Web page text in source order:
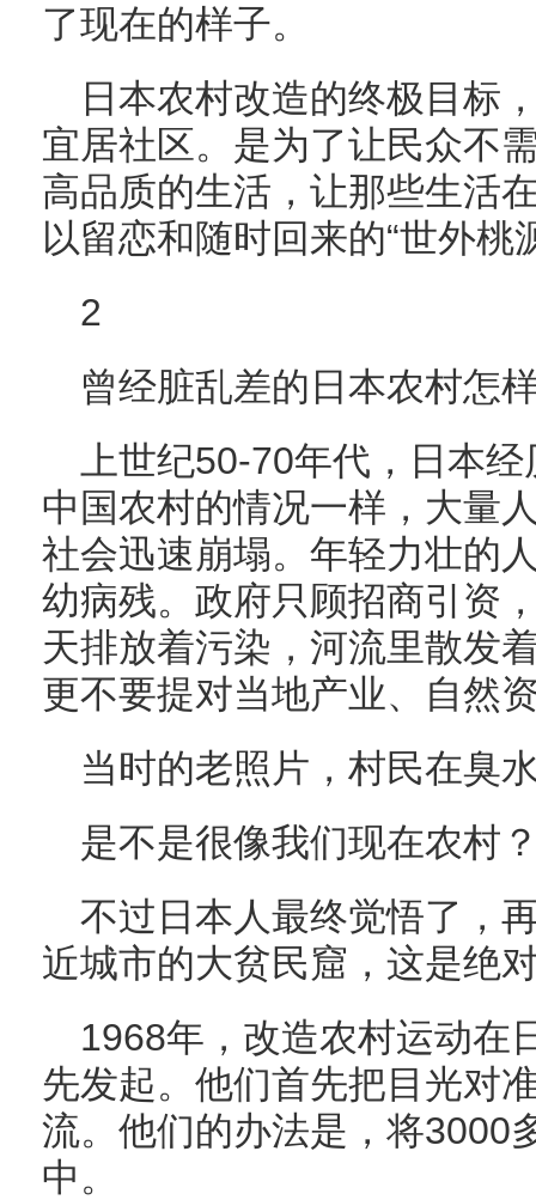
了现在的样子。
日本农村改造的终极目标
宜居社区。是为了让民众不
高品质的生活，让那些生活
以留恋和随时回来的“世外桃
2
曾经脏乱差的日本农村怎
上世纪50-70年代，日本
中国农村的情况一样，大量
社会迅速崩塌。年轻力壮的
幼病残。政府只顾招商引资
天排放着污染，河流里散发
更不要提对当地产业、自然
当时的老照片，村民在臭
是不是很像我们现在农村
不过日本人最终觉悟了，
近城市的大贫民窟，这是绝
1968年，改造农村运动在
先发起。他们首先把目光对
流。他们的办法是，将3000
中。